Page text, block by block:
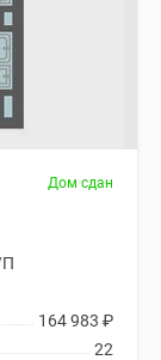
Дом сдан
П
164 983 ₽
22